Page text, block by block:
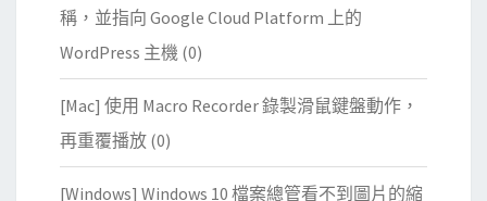
稱，並指向 Google Cloud Platform 上的
WordPress 主機 (0)
[Mac] 使用 Macro Recorder 錄製滑鼠鍵盤動作，
再重覆播放 (0)
[Windows] Windows 10 檔案總管看不到圖片的縮